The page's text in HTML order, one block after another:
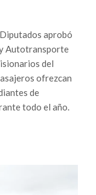
aprobó
Autotransporte
del
ofrezcan
de
todo el año.